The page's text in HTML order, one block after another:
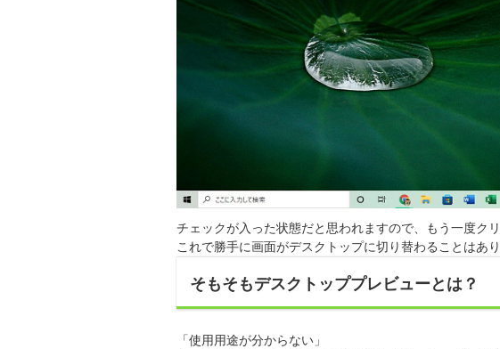
チェックが入った状態だと思われますので、もう一度ク
これで勝手に画面がデスクトップに切り替わることはあり
そもそもデスクトッププレビューとは？
「使用用途が分からない」